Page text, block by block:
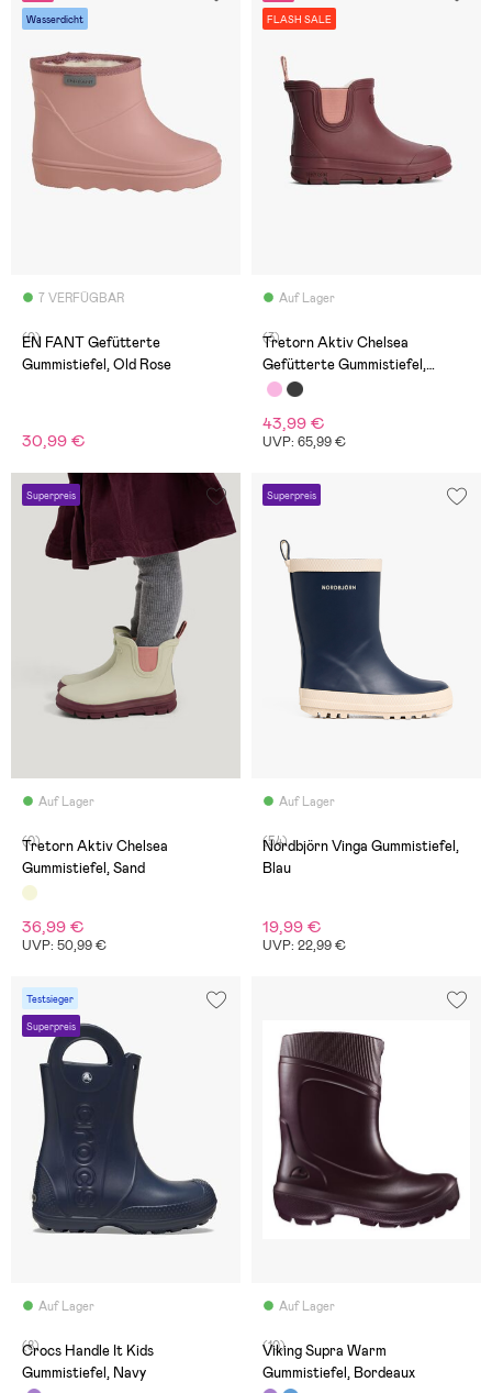
Wasserdicht
7 VERFÜGBAR
(0)
EN FANT Gefütterte
Gummistiefel, Old Rose
30,99 €
FLASH SALE
Auf Lager
(3)
Tretorn Aktiv Chelsea
Gefütterte Gummistiefel,
Burgundy
43,99 €
UVP: 65,99 €
Superpreis
Auf Lager
(0)
Tretorn Aktiv Chelsea
Gummistiefel, Sand
36,99 €
UVP: 50,99 €
Superpreis
Auf Lager
(54)
Nordbjörn Vinga Gummistiefel,
Blau
19,99 €
UVP: 22,99 €
Testsieger
Superpreis
Auf Lager
(8)
Crocs Handle It Kids
Gummistiefel, Navy
Auf Lager
(10)
Viking Supra Warm
Gummistiefel, Bordeaux